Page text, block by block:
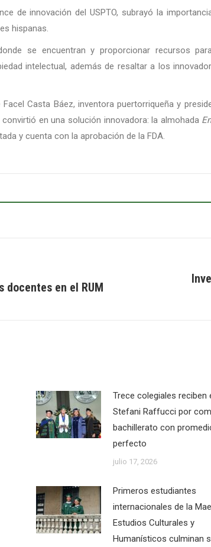
de innovación del USPTO, subrayó la
hispanas.
se encuentran y proporcionar recursos
intelectual, además de resaltar a los
Casta Báez, inventora puertorriqueña y
en una solución innovadora: la almohada
y cuenta con la aprobación de la FDA.
docentes en el RUM
Trece colegiales reciben
Stefani Raffucci por
bachillerato con
perfecto
julio 17, 2026
Primeros estudiantes
internacionales de la
Estudios Culturales y
Humanísticos culminan